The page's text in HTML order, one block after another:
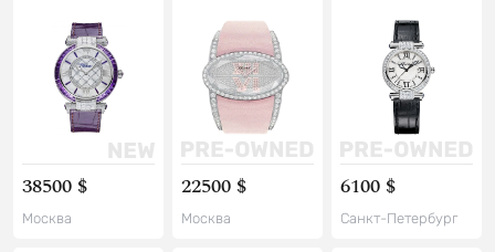
38500 $
Москва
22500 $
Москва
6100 $
Санкт-Петербург